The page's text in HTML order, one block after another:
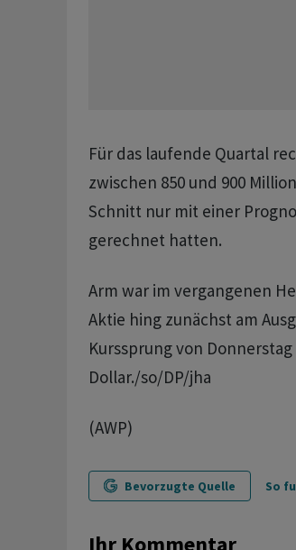
Für das laufende Quartal
zwischen 850 und 900
Schnitt nur mit einer
gerechnet hatten.
Arm war im vergangenen
Aktie hing zunächst am
Kurssprung von
Dollar./so/DP/jha
(AWP)
Bevorzugte Quelle So
Ihr Kommentar